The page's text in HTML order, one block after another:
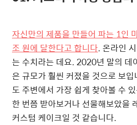
자신만의 제품을 만들어 파는 1인
조 원에 달한다고 합니다. 온라인
는 수치라는 데요. 2020년 말의 데
은 규모가 훨씬 커졌을 것으로 보
도 주변에서 가장 쉽게 찾아볼 수
한 번쯤 받아보거나 선물해보았을
커스텀 케이크일 것 같습니다.